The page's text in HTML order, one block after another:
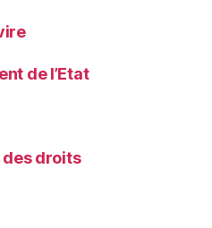
de l’Etat
des droits